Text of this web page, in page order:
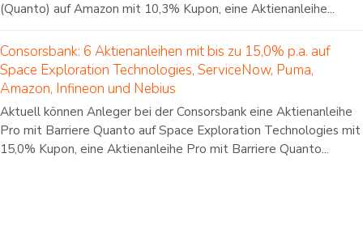
(Quanto) auf Amazon mit 10,3% Kupon, eine Aktienanleihe...
Consorsbank: 6 Aktienanleihen mit bis zu 15,0% p.a. auf
Space Exploration Technologies, ServiceNow, Puma,
Amazon, Infineon und Nebius
Aktuell können Anleger bei der Consorsbank eine Aktienanleihe
Pro mit Barriere Quanto auf Space Exploration Technologies mit
15,0% Kupon, eine Aktienanleihe Pro mit Barriere Quanto...